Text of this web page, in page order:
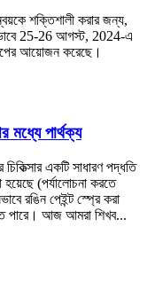
শক্তিশালী করার জন্য,
25-26 আগস্ট, 2024-এ
আয়োজন করেছে।
মধ্যে পার্থক্য
চিকিত্সার একটি সাধারণ পদ্ধতি
হয়েছে (পর্যালোচনা করতে
রঙিন পেইন্ট স্প্রে করা
পারে। আজ আমরা শিখব...